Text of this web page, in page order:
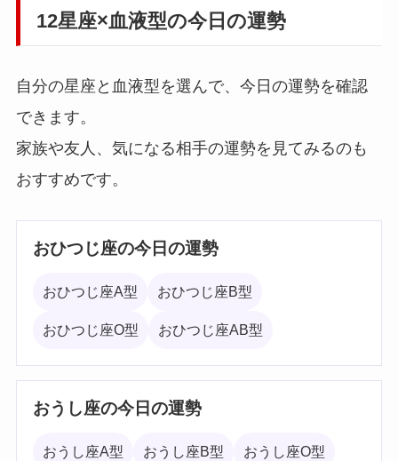
12星座×血液型の今日の運勢
自分の星座と血液型を選んで、今日の運勢を確認
できます。
家族や友人、気になる相手の運勢を見てみるのも
おすすめです。
おひつじ座の今日の運勢
おひつじ座A型 おひつじ座B型
おひつじ座O型 おひつじ座AB型
おうし座の今日の運勢
おうし座A型 おうし座B型 おうし座O型